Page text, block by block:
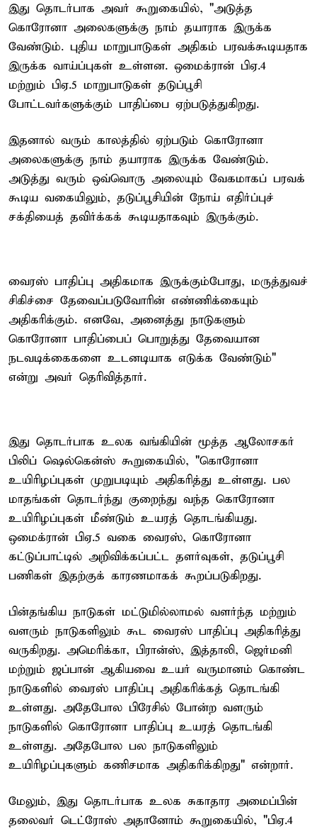
இது தொடர்பாக அவர் கூறுகையில், "அடுத்த
கொரோனா அலைகளுக்கு நாம் தயாராக இருக்க
வேண்டும். புதிய மாறுபாடுகள் அதிகம் பரவக்கூடியதாக
இருக்க வாய்ப்புகள் உள்ளன. ஒமைக்ரான் பிஏ.4
மற்றும் பிஏ.5 மாறுபாடுகள் தடுப்பூசி
போட்டவர்களுக்கும் பாதிப்பை ஏற்படுத்துகிறது.
இதனால் வரும் காலத்தில் ஏற்படும் கொரோனா
அலைகளுக்கு நாம் தயாராக இருக்க வேண்டும்.
அடுத்து வரும் ஒவ்வொரு அலையும் வேகமாகப் பரவக்
கூடிய வகையிலும், தடுப்பூசியின் நோய் எதிர்ப்புச்
சக்தியைத் தவிர்க்கக் கூடியதாகவும் இருக்கும்.
வைரஸ் பாதிப்பு அதிகமாக இருக்கும்போது, மருத்துவச்
சிகிச்சை தேவைப்படுவோரின் எண்ணிக்கையும்
அதிகரிக்கும். எனவே, அனைத்து நாடுகளும்
கொரோனா பாதிப்பைப் பொறுத்து தேவையான
நடவடிக்கைகளை உடனடியாக எடுக்க வேண்டும்"
என்று அவர் தெரிவித்தார்.
இது தொடர்பாக உலக வங்கியின் மூத்த ஆலோசகர்
பிலிப் ஷெல்கென்ஸ் கூறுகையில், "கொரோனா
உயிரிழப்புகள் முறுபடியும் அதிகரித்து உள்ளது. பல
மாதங்கள் தொடர்ந்து குறைந்து வந்த கொரோனா
உயிரிழப்புகள் மீண்டும் உயரத் தொடங்கியது.
ஒமைக்ரான் பிஏ.5 வகை வைரஸ், கொரோனா
கட்டுப்பாட்டில் அறிவிக்கப்பட்ட தளர்வுகள், தடுப்பூசி
பணிகள் இதற்குக் காரணமாகக் கூறப்படுகிறது.
பின்தங்கிய நாடுகள் மட்டுமில்லாமல் வளர்ந்த மற்றும்
வளரும் நாடுகளிலும் கூட வைரஸ் பாதிப்பு அதிகரித்து
வருகிறது. அமெரிக்கா, பிரான்ஸ், இத்தாலி, ஜெர்மனி
மற்றும் ஜப்பான் ஆகியவை உயர் வருமானம் கொண்ட
நாடுகளில் வைரஸ் பாதிப்பு அதிகரிக்கத் தொடங்கி
உள்ளது. அதேபோல பிரேசில் போன்ற வளரும்
நாடுகளில் கொரோனா பாதிப்பு உயரத் தொடங்கி
உள்ளது. அதேபோல பல நாடுகளிலும்
உயிரிழப்புகளும் கணிசமாக அதிகரிக்கிறது" என்றார்.
மேலும், இது தொடர்பாக உலக சுகாதார அமைப்பின்
தலைவர் டெட்ரோஸ் அதானோம் கூறுகையில், "பிஏ.4